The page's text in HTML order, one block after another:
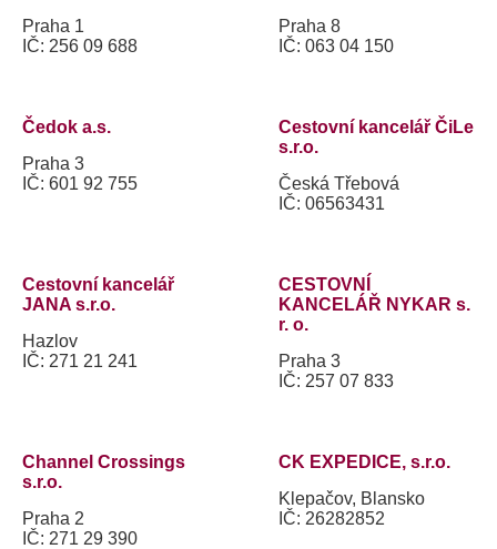
Praha 1
IČ: 256 09 688
Praha 8
IČ: 063 04 150
Čedok a.s.
Praha 3
IČ: 601 92 755
Cestovní kancelář ČiLe
s.r.o.
Česká Třebová
IČ: 06563431
Cestovní kancelář
JANA s.r.o.
Hazlov
IČ: 271 21 241
CESTOVNÍ
KANCELÁŘ NYKAR s.
r. o.
Praha 3
IČ: 257 07 833
Channel Crossings
s.r.o.
Praha 2
IČ: 271 29 390
CK EXPEDICE, s.r.o.
Klepačov, Blansko
IČ: 26282852